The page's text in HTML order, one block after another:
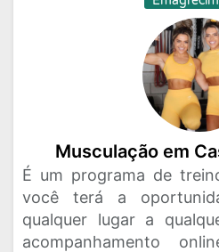
Musculação em
É um programa de
você terá a
qualquer lugar a
acompanhamento